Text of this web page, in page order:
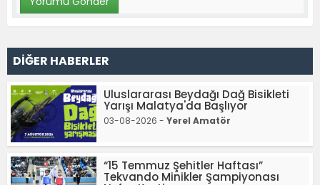
DİĞER HABERLER
Uluslararası Beydağı Dağ Bisikleti
Yarışı Malatya'da Başlıyor
03-08-2026 - Yerel Amatör
“15 Temmuz Şehitler Haftası”
Tekvando Minikler Şampiyonası